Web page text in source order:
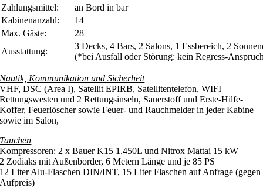
Zahlungsmittel:
an Bord in bar
Kabinenanzahl:
14
Max. Gäste:
28
Ausstattung:
3 Decks, 4 Bars, 2 Salons, 1 Essbereich, 2
(*bei Ausfall oder Störung: kein Regress-
Nautik, Kommunikation und Sicherheit
VHF, DSC (Area I), Satellit EPIRB, Satellitentelefon, WIFI
Rettungswesten und 2 Rettungsinseln, Sauerstoff und Erste-Hilfe-
Koffer, Feuerlöscher sowie Feuer- und Rauchmelder in jeder Kabine
sowie im Salon,
Tauchen
Kompressoren: 2 x Bauer K15 1.450L und Nitrox Mattai 15 kW
2 Zodiaks mit Außenborder, 6 Metern Länge und je 85 PS
12 Liter Alu-Flaschen DIN/INT, 15 Liter Flaschen auf Anfrage (gegen
Aufpreis)